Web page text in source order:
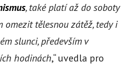
, také platí až do soboty
omezit tělesnou zátěž, tedy i
slunci, především v
hodinách,“ uvedla pro